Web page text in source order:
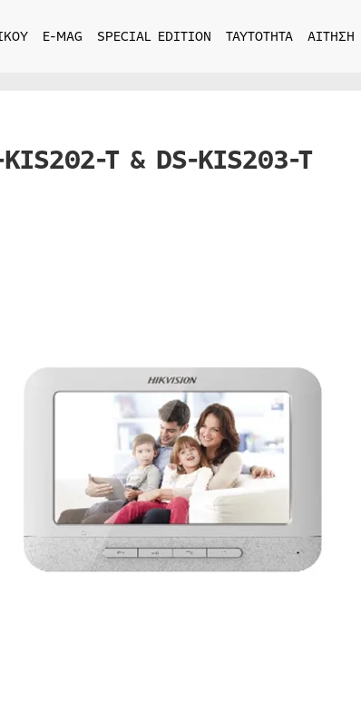
E-MAG SPECIAL EDITION ΤΑΥΤΟΤΗΤΑ
T & DS-KIS203-T